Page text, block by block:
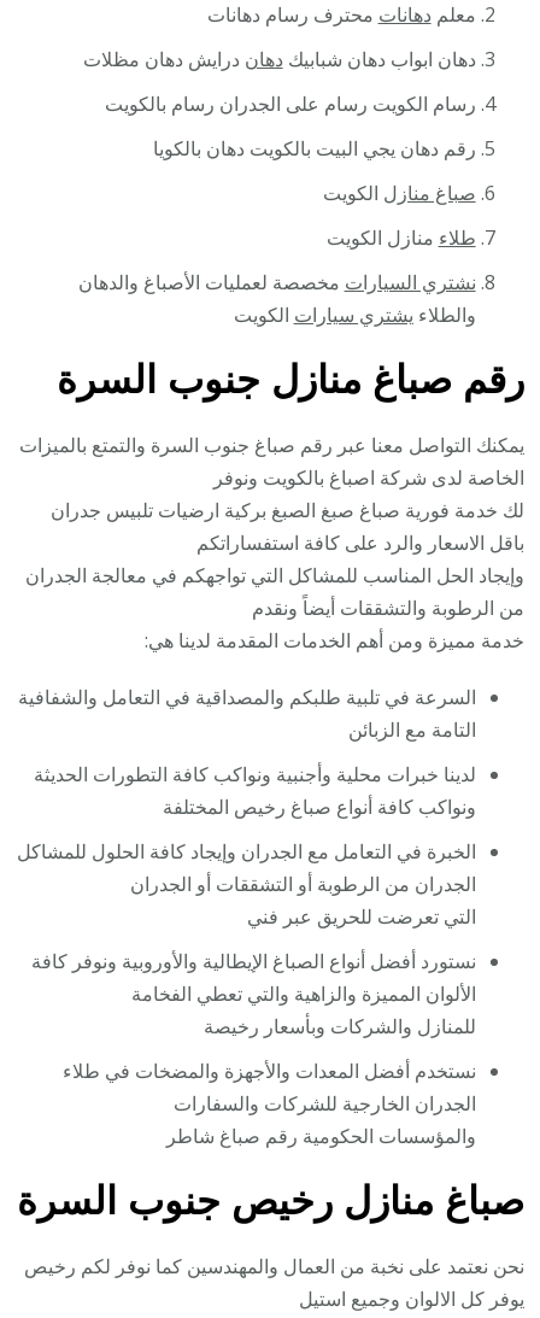
معلم دهانات محترف رسام دهانات
دهان ابواب دهان شبابيك دهان درايش دهان مظلات
رسام الكويت رسام على الجدران رسام بالكويت
رقم دهان يجي البيت بالكويت دهان بالكويا
صباغ منازل الكويت
طلاء منازل الكويت
نشتري السيارات مخصصة لعمليات الأصباغ والدهان
والطلاء يشتري سيارات الكويت
رقم صباغ منازل جنوب السرة
يمكنك التواصل معنا عبر رقم صباغ جنوب السرة والتمتع بالميزات
الخاصة لدى شركة اصباغ بالكويت ونوفر
لك خدمة فورية صباغ صبغ الصبغ بركية ارضيات تلبيس جدران
باقل الاسعار والرد على كافة استفساراتكم
وإيجاد الحل المناسب للمشاكل التي تواجهكم في معالجة الجدران
من الرطوبة والتشققات أيضاً ونقدم
خدمة مميزة ومن أهم الخدمات المقدمة لدينا هي:
السرعة في تلبية طلبكم والمصداقية في التعامل والشفافية
التامة مع الزبائن
لدينا خبرات محلية وأجنبية ونواكب كافة التطورات الحديثة
ونواكب كافة أنواع صباغ رخيص المختلفة
الخبرة في التعامل مع الجدران وإيجاد كافة الحلول للمشاكل
الجدران من الرطوبة أو التشققات أو الجدران
التي تعرضت للحريق عبر فني
نستورد أفضل أنواع الصباغ الإيطالية والأوروبية ونوفر كافة
الألوان المميزة والزاهية والتي تعطي الفخامة
للمنازل والشركات وبأسعار رخيصة
نستخدم أفضل المعدات والأجهزة والمضخات في طلاء
الجدران الخارجية للشركات والسفارات
والمؤسسات الحكومية رقم صباغ شاطر
صباغ منازل رخيص جنوب السرة
نحن نعتمد على نخبة من العمال والمهندسين كما نوفر لكم رخيص
يوفر كل الالوان وجميع استيل